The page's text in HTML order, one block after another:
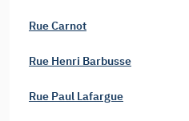
Rue Carnot
Rue Henri Barbusse
Rue Paul Lafargue